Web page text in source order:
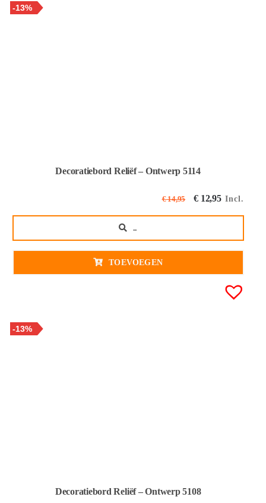
-13%
Decoratiebord Reliëf – Ontwerp 5114
€14,95
prijs
€ 12,95Huidige
prijs
Incl.
..
TOEVOEGEN
-13%
Decoratiebord Reliëf – Ontwerp 5108